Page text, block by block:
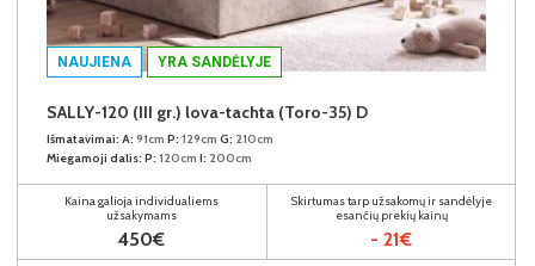
NAUJIENA YRA SANDĖLYJE
SALLY-120 (III gr.) lova-tachta (Toro-35) D
Išmatavimai: A: 91cm P: 129cm G: 210cm
Miegamoji dalis: P: 120cm I: 200cm
Kaina galioja individualiems
užsakymams
450€
Skirtumas tarp užsakomų ir sandėlyje
esančių prekių kainų
- 21€